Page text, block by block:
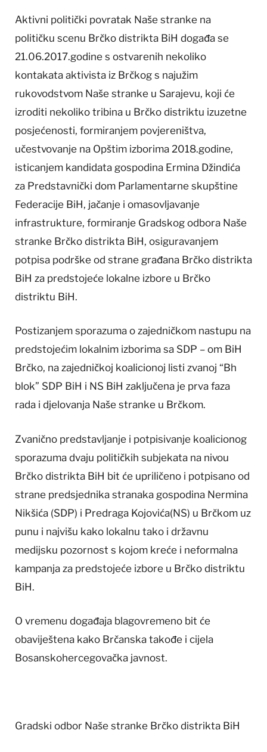
Aktivni politički povratak Naše stranke na
političku scenu Brčko distrikta BiH događa se
21.06.2017.godine s ostvarenih nekoliko
kontakata aktivista iz Brčkog s najužim
rukovodstvom Naše stranke u Sarajevu, koji će
izroditi nekoliko tribina u Brčko distriktu izuzetne
posjećenosti, formiranjem povjereništva,
učestvovanje na Opštim izborima 2018.godine,
isticanjem kandidata gospodina Ermina Džindića
za Predstavnički dom Parlamentarne skupštine
Federacije BiH, jačanje i omasovljavanje
infrastrukture, formiranje Gradskog odbora Naše
stranke Brčko distrikta BiH, osiguravanjem
potpisa podrške od strane građana Brčko distrikta
BiH za predstojeće lokalne izbore u Brčko
distriktu BiH.
Postizanjem sporazuma o zajedničkom nastupu na
predstojećim lokalnim izborima sa SDP – om BiH
Brčko, na zajedničkoj koalicionoj listi zvanoj “Bh
blok” SDP BiH i NS BiH zaključena je prva faza
rada i djelovanja Naše stranke u Brčkom.
Zvanično predstavljanje i potpisivanje koalicionog
sporazuma dvaju političkih subjekata na nivou
Brčko distrikta BiH bit će upriličeno i potpisano od
strane predsjednika stranaka gospodina Nermina
Nikšića (SDP) i Predraga Kojovića(NS) u Brčkom uz
punu i najvišu kako lokalnu tako i državnu
medijsku pozornost s kojom kreće i neformalna
kampanja za predstojeće izbore u Brčko distriktu
BiH.
O vremenu događaja blagovremeno bit će
obaviještena kako Brčanska takođe i cijela
Bosanskohercegovačka javnost.
Gradski odbor Naše stranke Brčko distrikta BiH